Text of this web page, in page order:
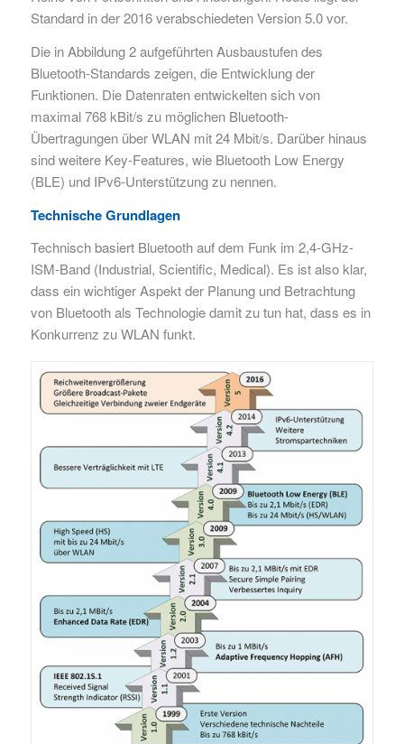
Standard in der 2016 verabschiedeten Version 5.0 vor.
Die in Abbildung 2 aufgeführten Ausbaustufen des
Bluetooth-Standards zeigen, die Entwicklung der
Funktionen. Die Datenraten entwickelten sich von
maximal 768 kBit/s zu möglichen Bluetooth-
Übertragungen über WLAN mit 24 Mbit/s. Darüber hinaus
sind weitere Key-Features, wie Bluetooth Low Energy
(BLE) und IPv6-Unterstützung zu nennen.
Technische Grundlagen
Technisch basiert Bluetooth auf dem Funk im 2,4-GHz-
ISM-Band (Industrial, Scientific, Medical). Es ist also klar,
dass ein wichtiger Aspekt der Planung und Betrachtung
von Bluetooth als Technologie damit zu tun hat, dass es in
Konkurrenz zu WLAN funkt.